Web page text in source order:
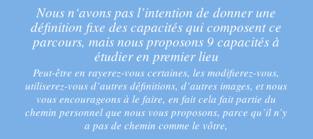
Nous n‘avons pas l’intention de donner une
définition fixe des capacités qui composent ce
parcours, mais nous proposons 9 capacités à
étudier en premier lieu
Peut-être en rayerez-vous certaines, les modifierez-vous,
utiliserez-vous d’autres définitions, d’autres images, et nous
vous encourageons à le faire, en fait cela fait partie du
chemin personnel que nous vous proposons, parce qu’il n’y
a pas de chemin comme le vôtre,